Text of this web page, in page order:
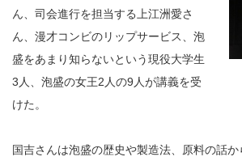
ん、司会進行を担当する上江洲愛さ
ん、漫才コンビのリップサービス、泡
盛をあまり知らないという現役大学生
3人、泡盛の女王2人の9人が講義を受
けた。
国吉さんは泡盛の歴史や製造法、原料の話か